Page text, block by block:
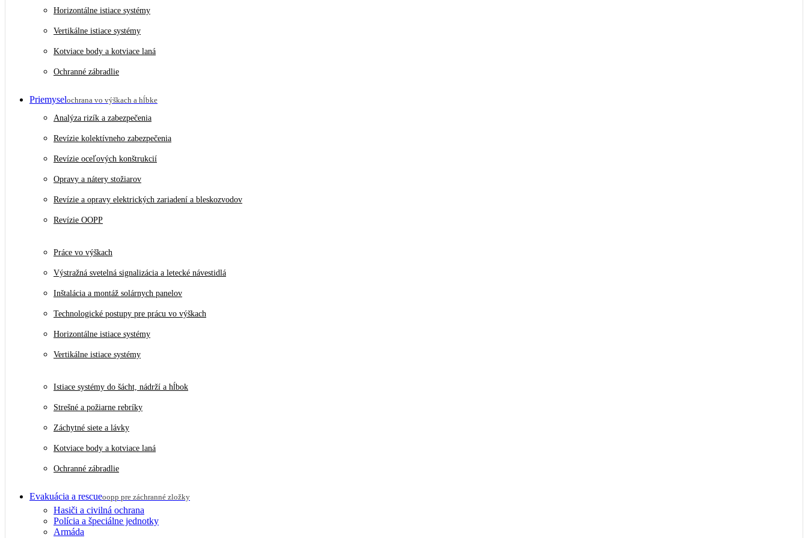
Horizontálne istiace systémy
Vertikálne istiace systémy
Kotviace body a kotviace laná
Ochranné zábradlie
Priemyselochrana vo výškach a hĺbke
Analýza rizík a zabezpečenia
Revízie kolektívneho zabezpečenia
Revízie oceľových konštrukcií
Opravy a nátery stožiarov
Revízie a opravy elektrických zariadení a bleskozvodov
Revízie OOPP
Práce vo výškach
Výstražná svetelná signalizácia a letecké návestidlá
Inštalácia a montáž solárnych panelov
Technologické postupy pre prácu vo výškach
Horizontálne istiace systémy
Vertikálne istiace systémy
Istiace systémy do šácht, nádrží a hĺbok
Strešné a požiarne rebríky
Záchytné siete a lávky
Kotviace body a kotviace laná
Ochranné zábradlie
Evakuácia a rescueoopp pre záchranné zložky
Hasiči a civilná ochrana
Polícia a špeciálne jednotky
Armáda